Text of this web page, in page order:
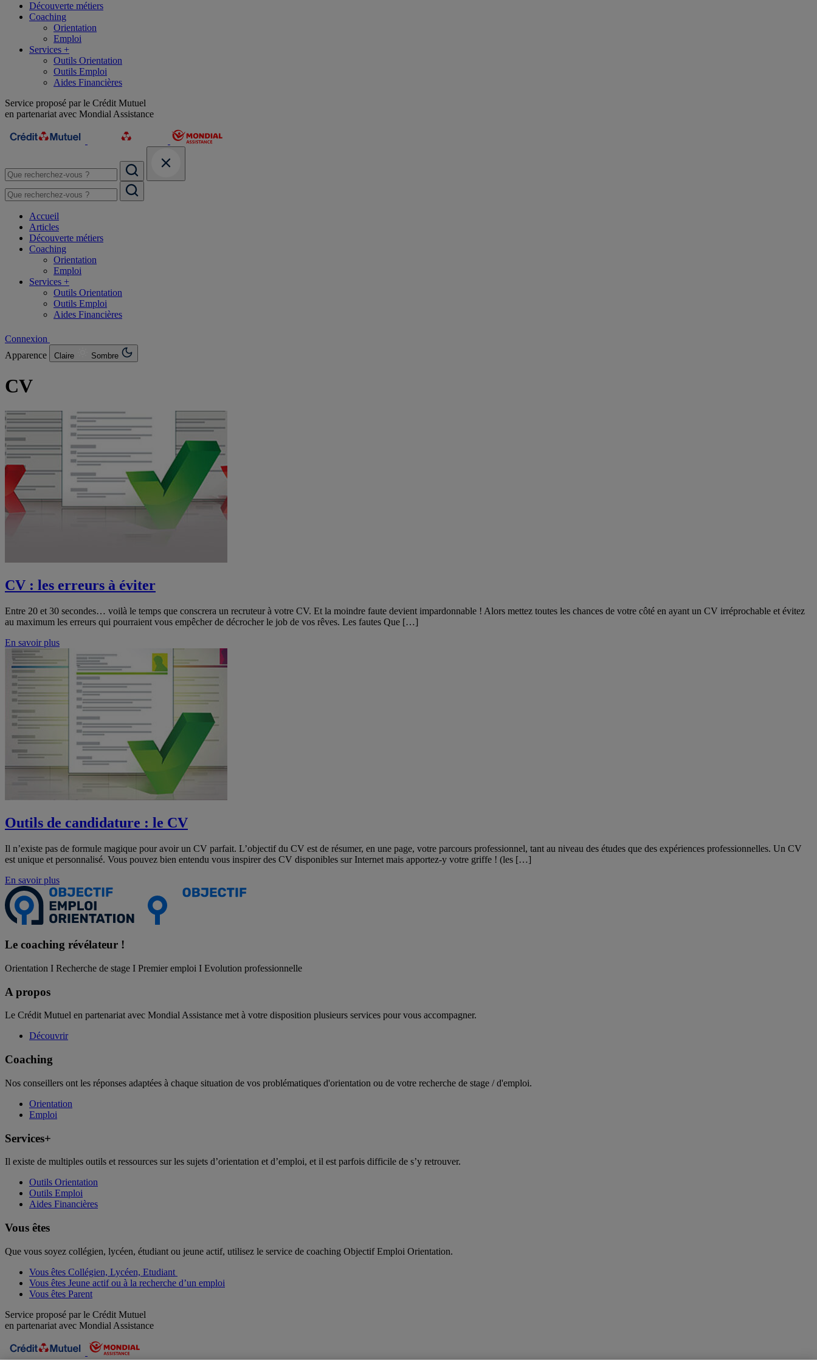
Découverte métiers
Coaching
Orientation
Emploi
Services +
Outils Orientation
Outils Emploi
Aides Financières
Service proposé par le Crédit Mutuel
en partenariat avec Mondial Assistance
Accueil
Articles
Découverte métiers
Coaching
Orientation
Emploi
Services +
Outils Orientation
Outils Emploi
Aides Financières
Connexion
Apparence
Claire Sombre
CV
CV : les erreurs à éviter
Entre 20 et 30 secondes… voilà le temps que conscrera un recruteur à votre CV. Et la moindre faute devient impardonnable ! Alors mettez toutes les chances de votre côté en ayant un CV irréprochable et évitez
au maximum les erreurs qui pourraient vous empêcher de décrocher le job de vos rêves. Les fautes Que […]
En savoir plus
Outils de candidature : le CV
Il n’existe pas de formule magique pour avoir un CV parfait. L’objectif du CV est de résumer, en une page, votre parcours professionnel, tant au niveau des études que des expériences professionnelles. Un CV
est unique et personnalisé. Vous pouvez bien entendu vous inspirer des CV disponibles sur Internet mais apportez-y votre griffe ! (les […]
En savoir plus
Le coaching révélateur !
Orientation I Recherche de stage I Premier emploi I Evolution professionnelle
A propos
Le Crédit Mutuel en partenariat avec Mondial Assistance met à votre disposition plusieurs services pour vous accompagner.
Découvrir
Coaching
Nos conseillers ont les réponses adaptées à chaque situation de vos problématiques d'orientation ou de votre recherche de stage / d'emploi.
Orientation
Emploi
Services+
Il existe de multiples outils et ressources sur les sujets d’orientation et d’emploi, et il est parfois difficile de s’y retrouver.
Outils Orientation
Outils Emploi
Aides Financières
Vous êtes
Que vous soyez collégien, lycéen, étudiant ou jeune actif, utilisez le service de coaching Objectif Emploi Orientation.
Vous êtes Collégien, Lycéen, Etudiant
Vous êtes Jeune actif ou à la recherche d’un emploi
Vous êtes Parent
Service proposé par le Crédit Mutuel
en partenariat avec Mondial Assistance